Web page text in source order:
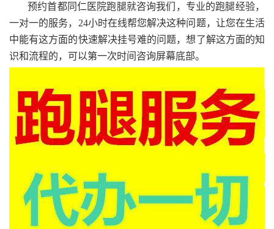
预约首都同仁医院跑腿就咨询我们，专业的跑腿经验，
一对一的服务，24小时在线帮您解决这种问题，让您在生活
中能有这方面的快速解决挂号难的问题，想了解这方面的知
识和流程的，可以第一次时间咨询屏幕底部。